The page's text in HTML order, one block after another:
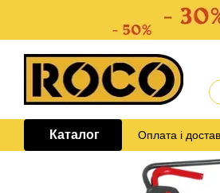
Каталог Оплата і